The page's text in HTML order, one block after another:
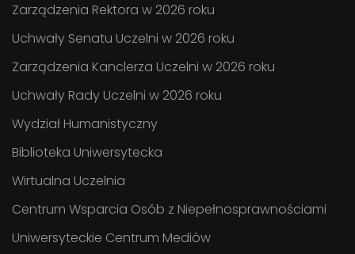
Zarządzenia Rektora w 2026 roku
Uchwały Senatu Uczelni w 2026 roku
Zarządzenia Kanclerza Uczelni w 2026 roku
Uchwały Rady Uczelni w 2026 roku
Wydział Humanistyczny
Biblioteka Uniwersytecka
Wirtualna Uczelnia
Centrum Wsparcia Osób z Niepełnosprawnościami
Uniwersyteckie Centrum Mediów